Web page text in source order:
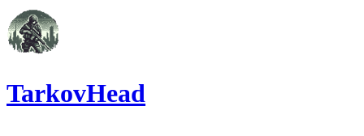
TarkovHead